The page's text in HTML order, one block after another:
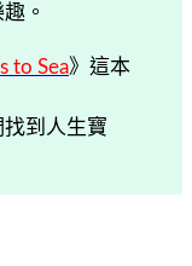
。
to Sea》這本
到人生寶